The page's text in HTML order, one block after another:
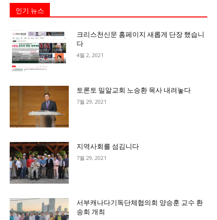
인기 뉴스
크리스천신문 홈페이지 새롭게 단장 했습니
다
4월 2, 2021
토론토 밀알교회 노승환 목사 내려놓다
7월 29, 2021
지역사회를 섬김니다
7월 29, 2021
서부캐나다기독단체협의회 양승훈 교수 환
송회 개최